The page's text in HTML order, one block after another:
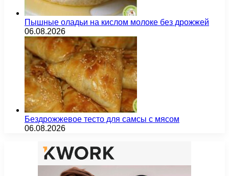
Пышные оладьи на кислом молоке без дрожжей
06.08.2026
Бездрожжевое тесто для самсы с мясом
06.08.2026